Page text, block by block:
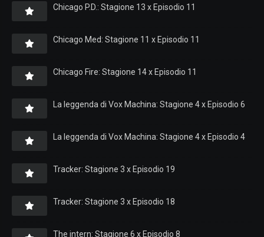
Chicago P.D.: Stagione 13 x Episodio 11
Chicago Med: Stagione 11 x Episodio 11
Chicago Fire: Stagione 14 x Episodio 11
La leggenda di Vox Machina: Stagione 4 x Episodio 6
La leggenda di Vox Machina: Stagione 4 x Episodio 4
Tracker: Stagione 3 x Episodio 19
Tracker: Stagione 3 x Episodio 18
The intern: Stagione 6 x Episodio 8